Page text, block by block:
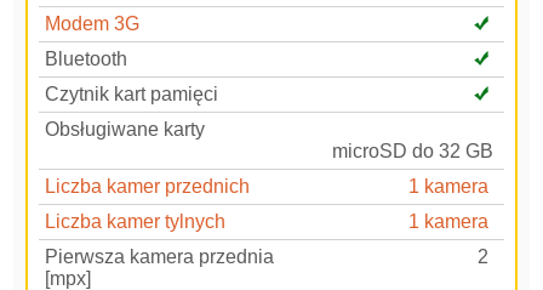
Modem 3G
Bluetooth
Czytnik kart pamięci
Obsługiwane karty
microSD do 32 GB
Liczba kamer przednich
1 kamera
Liczba kamer tylnych
1 kamera
Pierwsza kamera przednia
[mpx]
2